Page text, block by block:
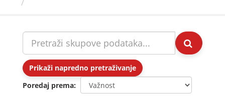
Prikaži napredno pretraživanje
Poredaj prema